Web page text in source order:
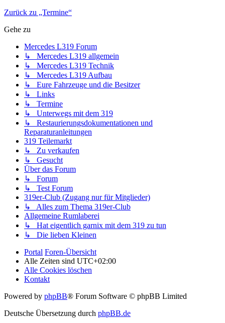
Zurück zu „Termine“
Gehe zu
Mercedes L319 Forum
↳ Mercedes L319 allgemein
↳ Mercedes L319 Technik
↳ Mercedes L319 Aufbau
↳ Eure Fahrzeuge und die Besitzer
↳ Links
↳ Termine
↳ Unterwegs mit dem 319
↳ Restaurierungsdokumentationen und
Reparaturanleitungen
319 Teilemarkt
↳ Zu verkaufen
↳ Gesucht
Über das Forum
↳ Forum
↳ Test Forum
319er-Club (Zugang nur für Mitglieder)
↳ Alles zum Thema 319er-Club
Allgemeine Rumlaberei
↳ Hat eigentlich garnix mit dem 319 zu tun
↳ Die lieben Kleinen
Portal Foren-Übersicht
Alle Zeiten sind UTC+02:00
Alle Cookies löschen
Kontakt
Powered by phpBB® Forum Software © phpBB Limited
Deutsche Übersetzung durch phpBB.de